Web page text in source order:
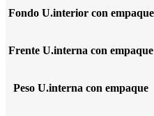
Fondo U.interior con empaque
Frente U.interna con empaque
Peso U.interna con empaque